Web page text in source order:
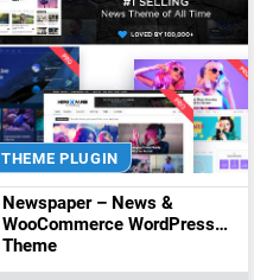
THEME PLUGIN
Newspaper – News &
WooCommerce WordPress
Theme